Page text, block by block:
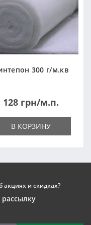
300 г/м.кв
128 грн/м.п.
В КОРЗИНУ
акциях и скидках?